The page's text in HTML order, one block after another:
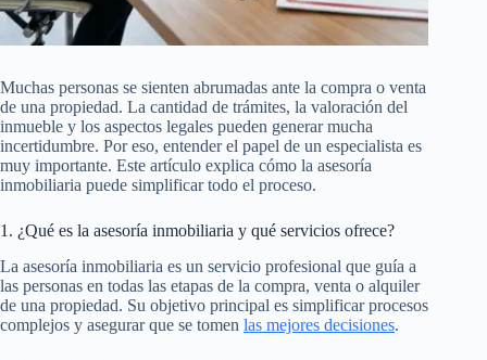
Muchas personas se sienten abrumadas ante la compra o venta
de una propiedad. La cantidad de trámites, la valoración del
inmueble y los aspectos legales pueden generar mucha
incertidumbre. Por eso, entender el papel de un especialista es
muy importante. Este artículo explica cómo la asesoría
inmobiliaria puede simplificar todo el proceso.
1. ¿Qué es la asesoría inmobiliaria y qué servicios ofrece?
La asesoría inmobiliaria es un servicio profesional que guía a
las personas en todas las etapas de la compra, venta o alquiler
de una propiedad. Su objetivo principal es simplificar procesos
complejos y asegurar que se tomen las mejores decisiones.